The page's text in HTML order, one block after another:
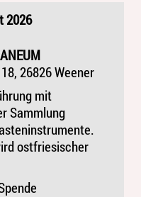
2026
26826 Weener
mit
Sammlung
ostfriesischer